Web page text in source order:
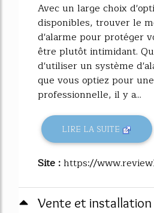
Avec un large choix
disponibles, trouver le
d'alarme pour protéger
être plutôt intimidant.
d'utiliser un système
que vous optiez pour
professionnelle, il y a...
LIRE LA SUITE
Site :https://
Vente et installation